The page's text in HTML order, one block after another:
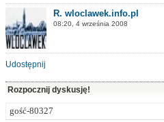
R. wloclawek.info.pl
08:20, 4 września 2008
Udostępnij
Rozpocznij dyskusję!